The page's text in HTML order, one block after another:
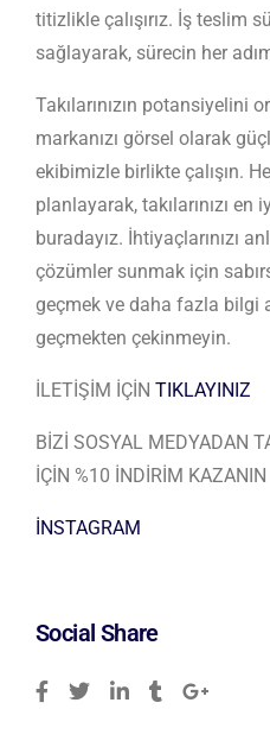
titizlikle çalışırız. İş teslim
sağlayarak, sürecin her
Takılarınızın potansiyelini
markanızı görsel olarak
ekibimizle birlikte çalışın.
planlayarak, takılarınızı
buradayız. İhtiyaçlarınızı
çözümler sunmak için
geçmek ve daha fazla bilgi
geçmekten çekinmeyin.
İLETİŞİM İÇİN TIKLAYINIZ
BİZİ SOSYAL MEDYADAN
İÇİN %10 İNDİRİM KAZANIN
İNSTAGRAM
Social Share